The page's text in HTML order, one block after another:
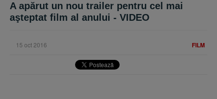
A apărut un nou trailer pentru cel mai
aşteptat film al anului - VIDEO
FILM
15 oct 2016